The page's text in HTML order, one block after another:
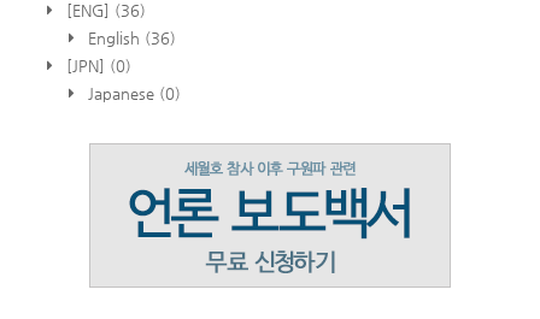
[ENG] (36)
English (36)
[JPN] (0)
Japanese (0)